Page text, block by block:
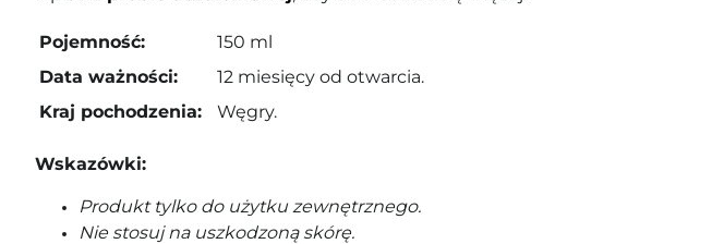
Pojemność:
150 ml
Data ważności:
12 miesięcy od otwarcia.
Kraj pochodzenia:
Węgry.
Wskazówki:
Produkt tylko do użytku zewnętrznego.
Nie stosuj na uszkodzoną skórę.